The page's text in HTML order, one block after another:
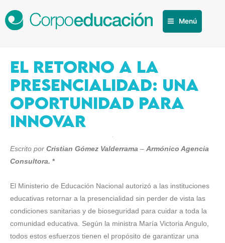
Menú
EL RETORNO A LA
PRESENCIALIDAD: UNA
OPORTUNIDAD PARA
INNOVAR
Escrito por Cristian Gómez Valderrama – Armónico Agencia
Consultora. *
El Ministerio de Educación Nacional autorizó a las instituciones
educativas retornar a la presencialidad sin perder de vista las
condiciones sanitarias y de bioseguridad para cuidar a toda la
comunidad educativa. Según la ministra María Victoria Angulo,
todos estos esfuerzos tienen el propósito de garantizar una